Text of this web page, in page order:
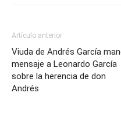
Artículo anterior
Viuda de Andrés García
mensaje a Leonardo García
sobre la herencia de don
Andrés